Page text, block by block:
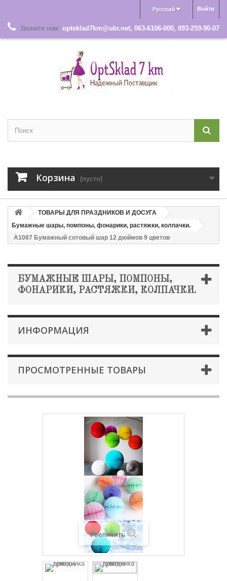
Войти
Русский
Звоните нам: optsklad7km@ukr.net, 063-6106-000, 093-259-90-07
Корзина (пусто)
ТОВАРЫ ДЛЯ ПРАЗДНИКОВ И ДОСУГА
Бумажные шары, помпоны, фонарики, растяжки, колпачки.
А1087 Бумажный сотовый шар 12 дюймов 9 цветов
БУМАЖНЫЕ ШАРЫ, ПОМПОНЫ,
ФОНАРИКИ, РАСТЯЖКИ, КОЛПАЧКИ.
ИНФОРМАЦИЯ
ПРОСМОТРЕННЫЕ ТОВАРЫ
Увеличить